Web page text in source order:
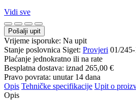
Vidi sve
Pošalji upit
Vrijeme isporuke: Na upit
Stanje poslovnica Siget: Provjeri 01/
Plaćanje jednokratno ili na rate
Besplatna dostava: iznad 265,00 €
Pravo povrata: unutar 14 dana
Opis Tehničke specifikacije Upit o
Opis